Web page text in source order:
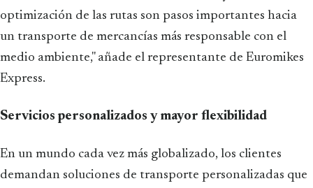
optimización de las rutas son pasos importantes hacia
un transporte de mercancías más responsable con el
medio ambiente," añade el representante de Euromikes
Express.
Servicios personalizados y mayor flexibilidad
En un mundo cada vez más globalizado, los clientes
demandan soluciones de transporte personalizadas que